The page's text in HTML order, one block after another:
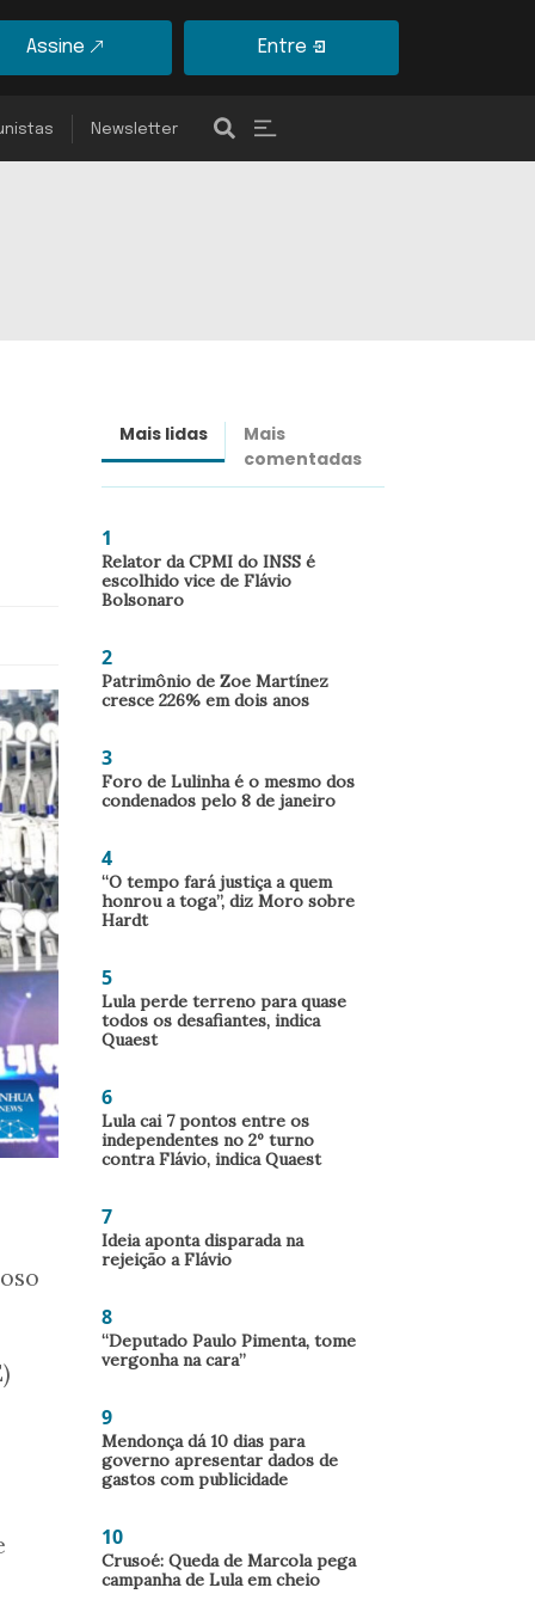
Assine Entre
Newsletter
Mais lidas
Mais
comentadas
1
Relator da CPMI do INSS é
escolhido vice de Flávio
Bolsonaro
2
Patrimônio de Zoe Martínez
cresce 226% em dois anos
3
Foro de Lulinha é o mesmo dos
condenados pelo 8 de janeiro
4
“O tempo fará justiça a quem
honrou a toga”, diz Moro sobre
Hardt
5
Lula perde terreno para quase
todos os desafiantes, indica
Quaest
6
Lula cai 7 pontos entre os
independentes no 2º turno
contra Flávio, indica Quaest
7
Ideia aponta disparada na
rejeição a Flávio
8
“Deputado Paulo Pimenta, tome
vergonha na cara”
9
Mendonça dá 10 dias para
governo apresentar dados de
gastos com publicidade
10
Crusoé: Queda de Marcola pega
campanha de Lula em cheio